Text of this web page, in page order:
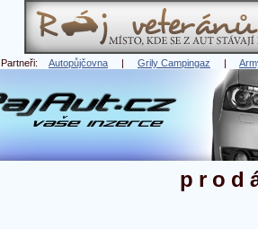
Partneři: Autopůjčovna | Grily Campingaz |